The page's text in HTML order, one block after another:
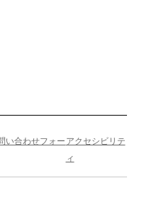
い合わせフォーアクセシビリテ
ィ